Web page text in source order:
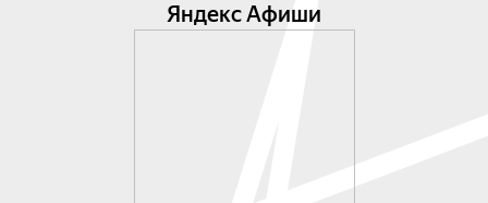
Яндекс Афиши